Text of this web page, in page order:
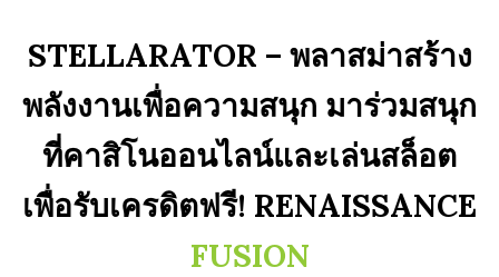
STELLARATOR – พลาสม่าสร้าง
พลังงานเพื่อความสนุก มาร่วมสนุก
ที่คาสิโนออนไลน์และเล่นสล็อต
เพื่อรับเครดิตฟรี! RENAISSANCE
FUSION